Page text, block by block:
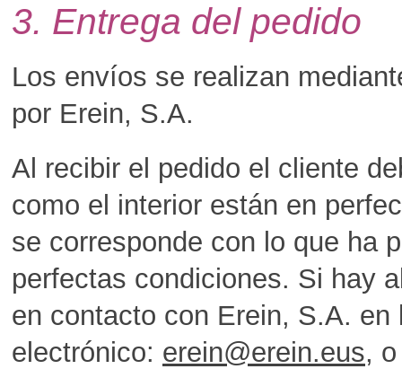
3. Entrega del pedido
Los envíos se realizan
por Erein, S.A.
Al recibir el pedido el cliente
como el interior están en
se corresponde con lo que ha
perfectas condiciones. Si hay
en contacto con Erein, S.A.
electrónico: erein@erein.eus,